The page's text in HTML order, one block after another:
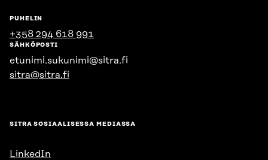
PUHELIN
+358 294 618 991
SÄHKÖPOSTI
etunimi.sukunimi@sitra.fi
sitra@sitra.fi
SITRA SOSIAALISESSA MEDIASSA
LinkedIn